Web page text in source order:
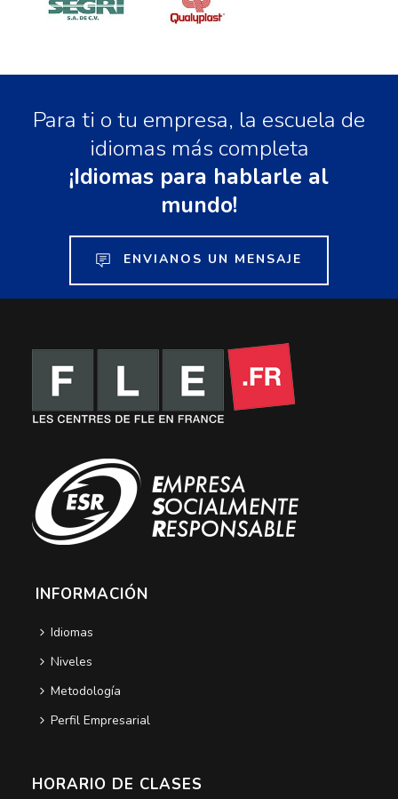
Para ti o tu empresa, la escuela de
idiomas más completa
¡Idiomas para hablarle al
mundo!
ENVIANOS UN MENSAJE
INFORMACIÓN
Idiomas
Niveles
Metodología
Perfil Empresarial
HORARIO DE CLASES